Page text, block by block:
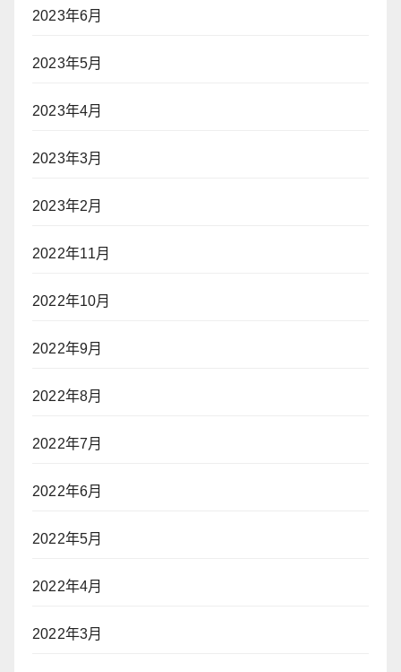
2023年6月
2023年5月
2023年4月
2023年3月
2023年2月
2022年11月
2022年10月
2022年9月
2022年8月
2022年7月
2022年6月
2022年5月
2022年4月
2022年3月